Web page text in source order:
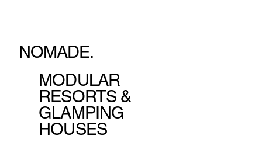
NOMADE.
MODULAR
RESORTS &
GLAMPING
HOUSES